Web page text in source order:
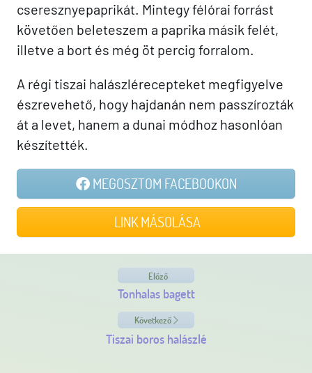
cseresznyepaprikát. Mintegy félórai forrást
követően beleteszem a paprika másik felét,
illetve a bort és még öt percig forralom.
A régi tiszai halászlérecepteket megfigyelve
észrevehető, hogy hajdanán nem passzírozták
át a levet, hanem a dunai módhoz hasonlóan
készítették.
MEGOSZTOM FACEBOOKON
LINK MÁSOLÁSA
Előző
Tonhalas bagett
Következő
Tiszai boros halászlé